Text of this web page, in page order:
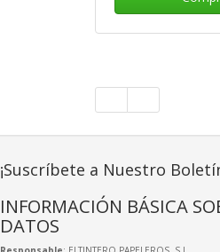
¡Suscríbete a Nuestro
INFORMACIÓN BÁSICA
DATOS